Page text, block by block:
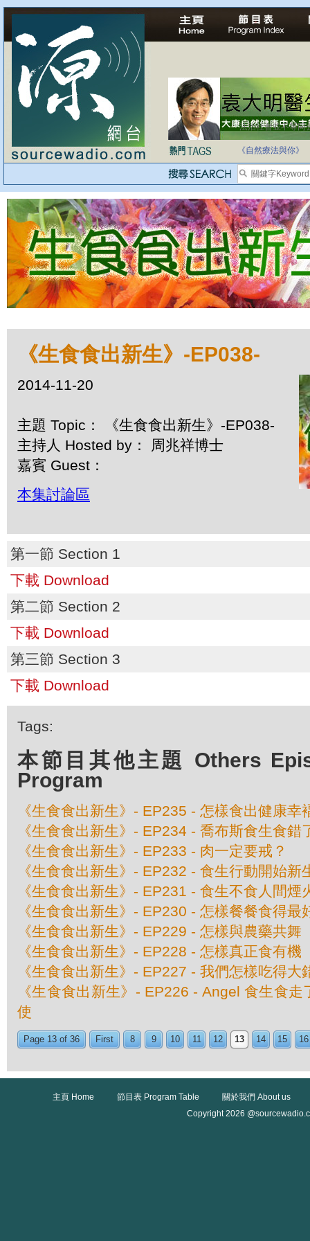
法治社會並不等同
自家教育合法化-
《自然療法與你》
《生食食出新生》-EP038-
2014-11-20
主題 Topic： 《生食食出新生》-EP038-
主持人 Hosted by： 周兆祥博士
嘉賓 Guest：
本集討論區
第一節 Section 1
下載 Download
第二節 Section 2
下載 Download
第三節 Section 3
下載 Download
Tags:
本節目其他主題 Others
Program
《生食食出新生》- EP235 - 怎樣食出健康幸
《生食食出新生》- EP234 - 喬布斯食生食錯
《生食食出新生》- EP233 - 肉一定要戒？
《生食食出新生》- EP232 - 食生行動開始新
《生食食出新生》- EP231 - 食生不食人間煙
《生食食出新生》- EP230 - 怎樣餐餐食得最
《生食食出新生》- EP229 - 怎樣與農藥共舞
《生食食出新生》- EP228 - 怎樣真正食有機
《生食食出新生》- EP227 - 我們怎樣吃得大
《生食食出新生》- EP226 - Angel 食生食
使
Page 13 of 36 First 8 9 10 11 12 13 14 15 16
主頁 Home 節目表 Program Table
關於我們 About us
Copyright 2026